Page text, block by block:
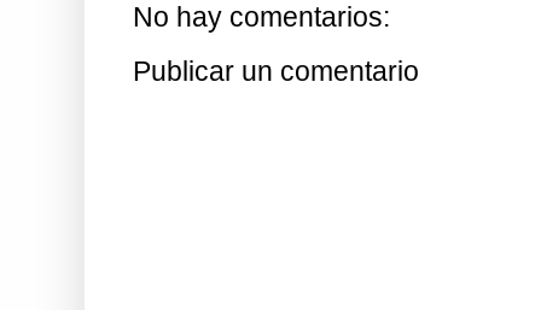
No hay comentarios:
Publicar un comentario